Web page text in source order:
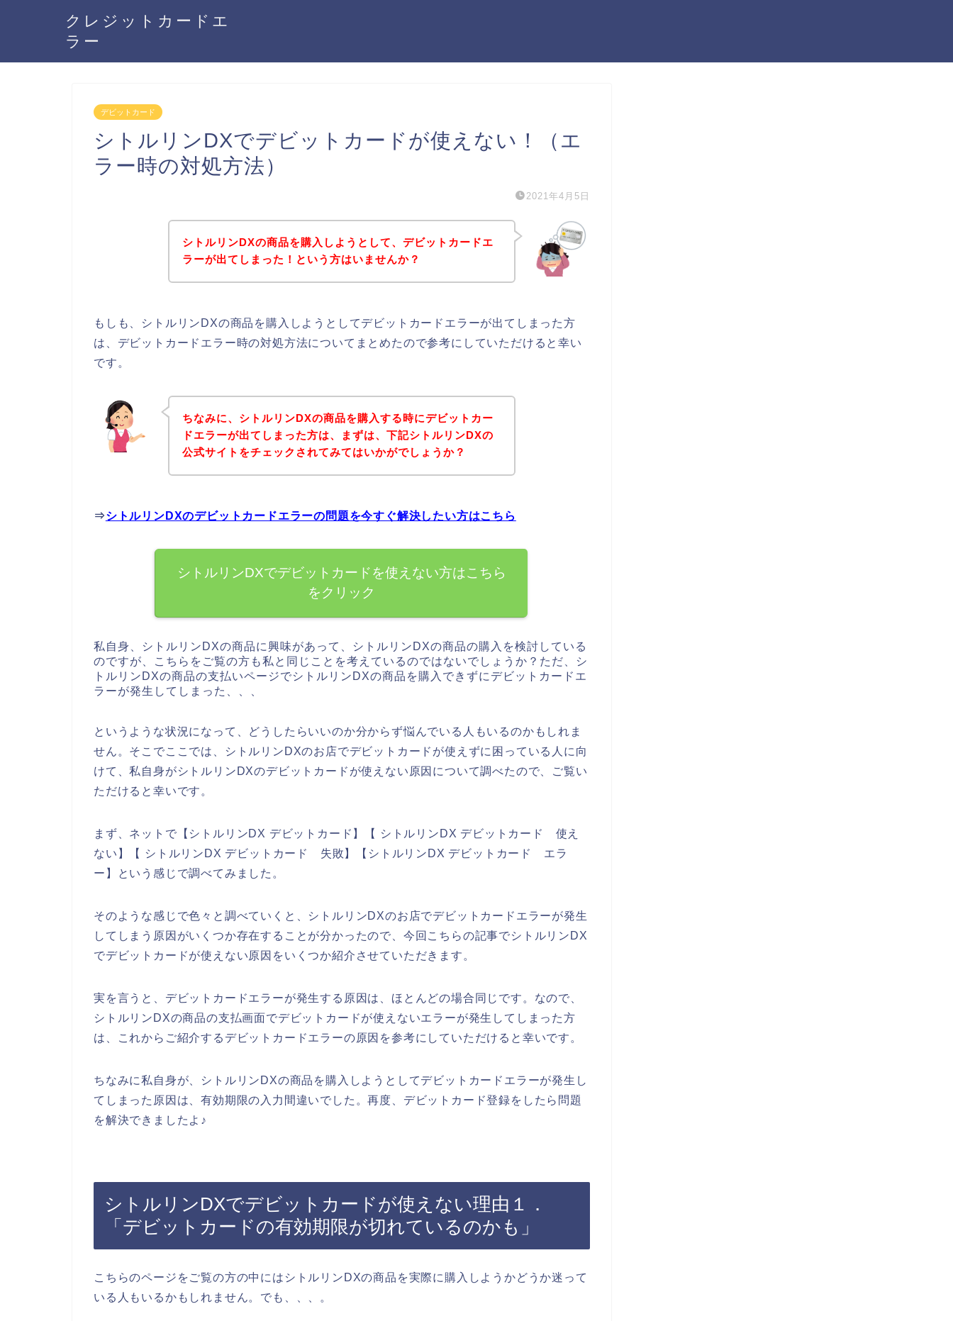
クレジットカードエ
ラー
デビットカード
シトルリンDXでデビットカードが使えない！（エ
ラー時の対処方法）
2021年4月5日
シトルリンDXの商品を購入しようとして、デビットカードエ
ラーが出てしまった！という方はいませんか？
もしも、シトルリンDXの商品を購入しようとしてデビットカードエラーが出てしまった方
は、デビットカードエラー時の対処方法についてまとめたので参考にしていただけると幸い
です。
ちなみに、シトルリンDXの商品を購入する時にデビットカー
ドエラーが出てしまった方は、まずは、下記シトルリンDXの
公式サイトをチェックされてみてはいかがでしょうか？
⇒シトルリンDXのデビットカードエラーの問題を今すぐ解決したい方はこちら
シトルリンDXでデビットカードを使えない方はこちら
をクリック
私自身、シトルリンDXの商品に興味があって、シトルリンDXの商品の購入を検討している
のですが、こちらをご覧の方も私と同じことを考えているのではないでしょうか？ただ、シ
トルリンDXの商品の支払いページでシトルリンDXの商品を購入できずにデビットカードエ
ラーが発生してしまった、、、
というような状況になって、どうしたらいいのか分からず悩んでいる人もいるのかもしれま
せん。そこでここでは、シトルリンDXのお店でデビットカードが使えずに困っている人に向
けて、私自身がシトルリンDXのデビットカードが使えない原因について調べたので、ご覧い
ただけると幸いです。
まず、ネットで【シトルリンDX デビットカード】【 シトルリンDX デビットカード 使え
ない】【 シトルリンDX デビットカード 失敗】【シトルリンDX デビットカード エラ
ー】という感じで調べてみました。
そのような感じで色々と調べていくと、シトルリンDXのお店でデビットカードエラーが発生
してしまう原因がいくつか存在することが分かったので、今回こちらの記事でシトルリンDX
でデビットカードが使えない原因をいくつか紹介させていただきます。
実を言うと、デビットカードエラーが発生する原因は、ほとんどの場合同じです。なので、
シトルリンDXの商品の支払画面でデビットカードが使えないエラーが発生してしまった方
は、これからご紹介するデビットカードエラーの原因を参考にしていただけると幸いです。
ちなみに私自身が、シトルリンDXの商品を購入しようとしてデビットカードエラーが発生し
てしまった原因は、有効期限の入力間違いでした。再度、デビットカード登録をしたら問題
を解決できましたよ♪
シトルリンDXでデビットカードが使えない理由１．
「デビットカードの有効期限が切れているのかも」
こちらのページをご覧の方の中にはシトルリンDXの商品を実際に購入しようかどうか迷って
いる人もいるかもしれません。でも、、、。